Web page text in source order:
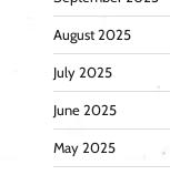
August 2025
July 2025
June 2025
May 2025